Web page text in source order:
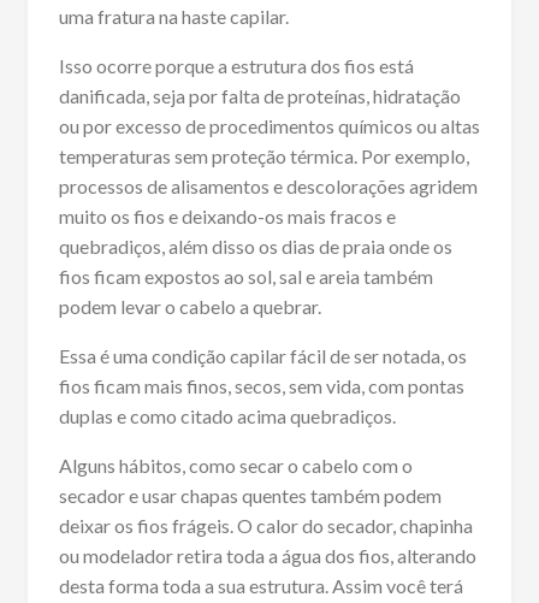
uma fratura na haste capilar.
Isso ocorre porque a estrutura dos fios está
danificada, seja por falta de proteínas, hidratação
ou por excesso de procedimentos químicos ou altas
temperaturas sem proteção térmica. Por exemplo,
processos de alisamentos e descolorações agridem
muito os fios e deixando-os mais fracos e
quebradiços, além disso os dias de praia onde os
fios ficam expostos ao sol, sal e areia também
podem levar o cabelo a quebrar.
Essa é uma condição capilar fácil de ser notada, os
fios ficam mais finos, secos, sem vida, com pontas
duplas e como citado acima quebradiços.
Alguns hábitos, como secar o cabelo com o
secador e usar chapas quentes também podem
deixar os fios frágeis. O calor do secador, chapinha
ou modelador retira toda a água dos fios, alterando
desta forma toda a sua estrutura. Assim você terá